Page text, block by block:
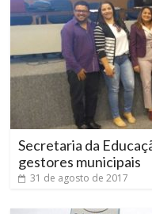
Secretaria da
gestores municipais
31 de agosto de 2017